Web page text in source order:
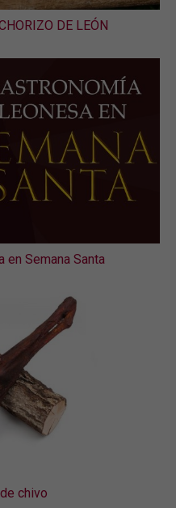
DE LEÓN
en Semana Santa
chivo